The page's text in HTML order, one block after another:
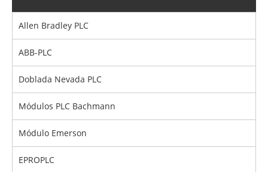
Allen Bradley PLC
ABB-PLC
Doblada Nevada PLC
Módulos PLC Bachmann
Módulo Emerson
EPROPLC